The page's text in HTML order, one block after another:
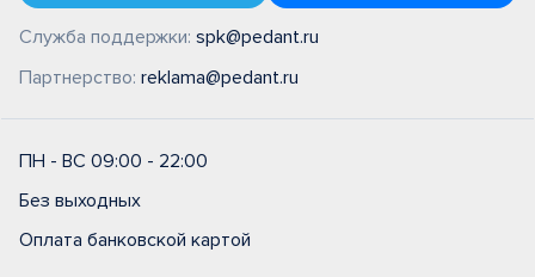
Служба поддержки: spk@pedant.ru
Партнерство: reklama@pedant.ru
ПН - ВС 09:00 - 22:00
Без выходных
Оплата банковской картой